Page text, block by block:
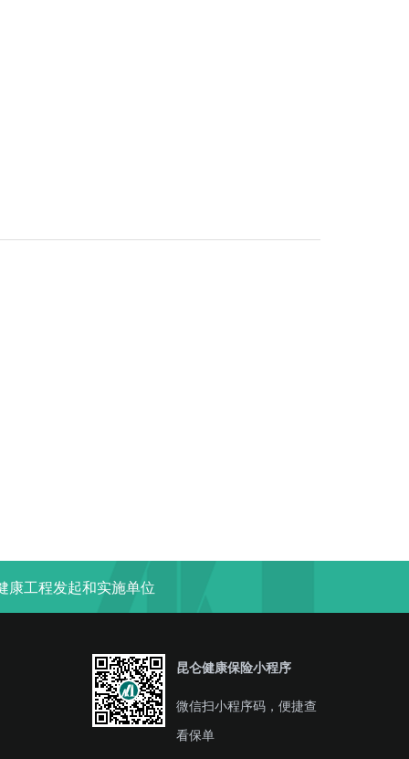
康工程发起和实施单位
昆仑健康保险小程序
微信扫小程序码，便捷查
看保单